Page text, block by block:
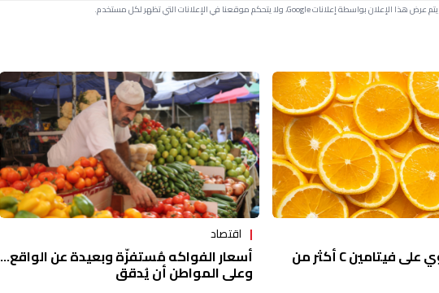
منبر
صحافة
أجنبية
بريد
القرّاء
يتم عرض هذا الإعلان بواسطة إعلانات Google، ولا يتحكم موقعنا في الإعلانات التي تظهر لكل مستخدم.
10 أطعمة تحتوي على فيتامين C أكثر من
اقتصاد
أسعار الفواكه مُستفزّة وبعيدة عن الواقع...
وعلى المواطن أن يُدقق